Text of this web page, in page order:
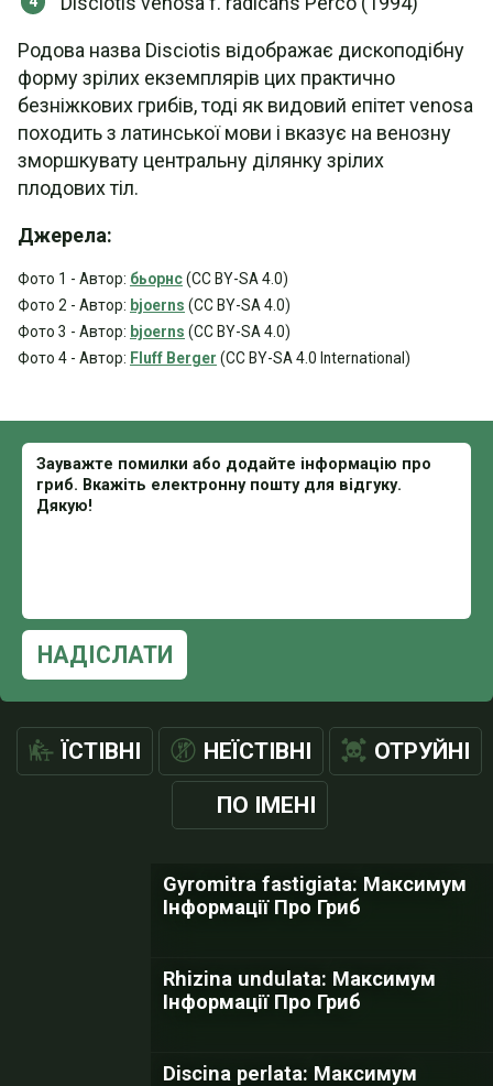
Родова назва Disciotis відображає дископодібну
форму зрілих екземплярів цих практично
безніжкових грибів, тоді як видовий епітет venosa
походить з латинської мови і вказує на венозну
зморшкувату центральну ділянку зрілих
плодових тіл.
Джерела:
Фото 1 - Автор: бьорнс(CC BY-SA 4.0)
Фото 2 - Автор: bjoerns (CC BY-SA 4.0)
Фото 3 - Автор: bjoerns (CC BY-SA 4.0)
Фото 4 - Автор: Fluff Berger (CC BY-SA 4.0 International)
НАДІСЛАТИ
ЇСТІВНІ НЕЇСТІВНІ ОТРУЙНІ
ПО ІМЕНІ
Gyromitra fastigiata: Максимум
Інформації Про Гриб
Rhizina undulata: Максимум
Інформації Про Гриб
Discina perlata: Максимум